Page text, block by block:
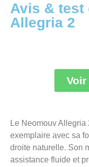
Avis & test
Allegria 2
Le Neomouv
exemplaire avec sa
droite naturelle. Son
assistance fluide et